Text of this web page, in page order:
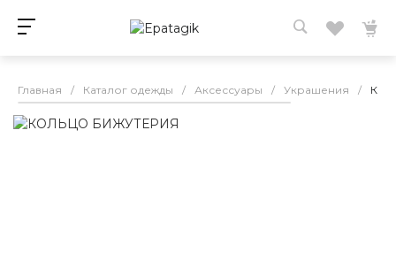
Главная / Каталог одежды / Аксессуары / Украшения /